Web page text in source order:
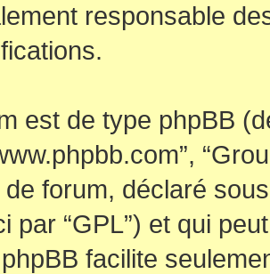
responsable
est de type phpBB
forum, déclaré
par “GPL”) et qui
facilite